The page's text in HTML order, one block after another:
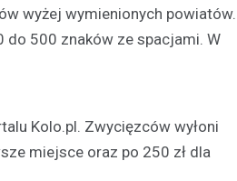
wyżej wymienionych powiatów.
do 500 znaków ze spacjami. W
Kolo.pl. Zwycięzców wyłoni
miejsce oraz po 250 zł dla
2 stycznia 2025
godzinna akcja sportowa, na którą
zgłosiło…